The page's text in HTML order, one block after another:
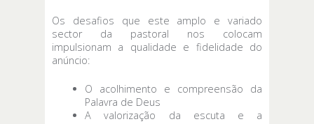
Os desafios que este amplo e variado
sector da pastoral nos colocam
impulsionam a qualidade e fidelidade do
anúncio:
O acolhimento e compreensão da
Palavra de Deus
A valorização da escuta e a